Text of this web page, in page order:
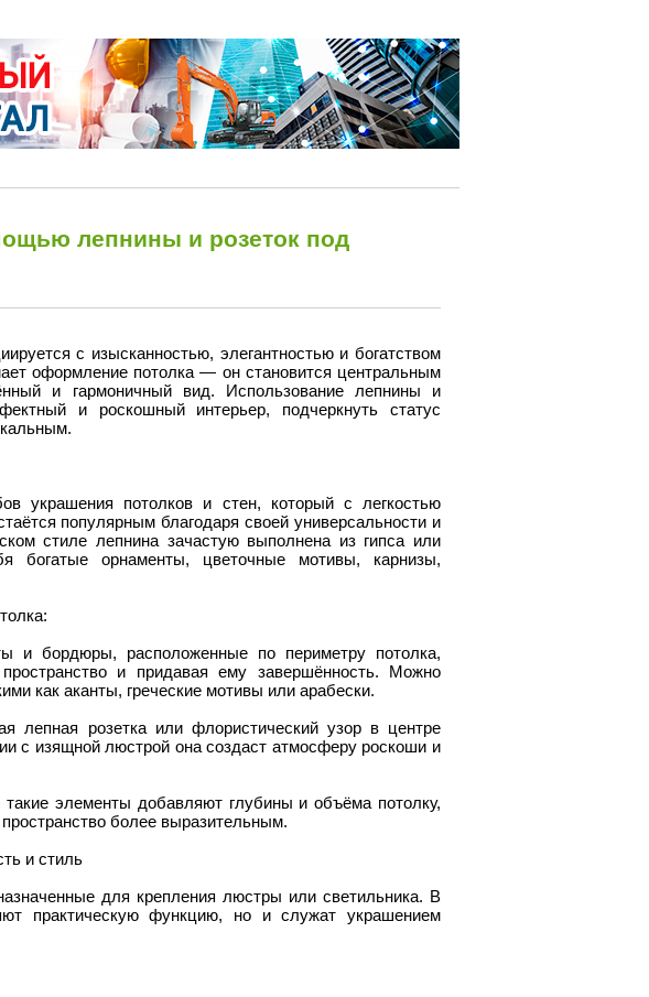
лепнины и розеток под
с изысканностью, элегантностью и богатством
оформление потолка — он становится центральным
и гармоничный вид. Использование лепнины и
и роскошный интерьер, подчеркнуть статус
украшения потолков и стен, который с легкостью
популярным благодаря своей универсальности и
стиле лепнина зачастую выполнена из гипса или
богатые орнаменты, цветочные мотивы, карнизы,
и бордюры, расположенные по периметру потолка,
и придавая ему завершённость. Можно
как аканты, греческие мотивы или арабески.
лепная розетка или флористический узор в центре
с изящной люстрой она создаст атмосферу роскоши и
элементы добавляют глубины и объёма потолку,
более выразительным.
и стиль
для крепления люстры или светильника. В
практическую функцию, но и служат украшением